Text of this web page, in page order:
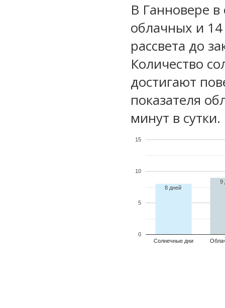
В Ганновере
облачных и
рассвета до
Количество
достигают
показателя
минут в сутки.
Солнечные дни
0
5
10
15
8 дней
9